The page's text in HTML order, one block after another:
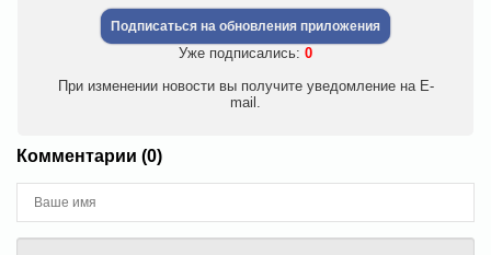
Подписаться на обновления приложения
Уже подписались: 0
При изменении новости вы получите уведомление на E-
mail.
Комментарии (0)